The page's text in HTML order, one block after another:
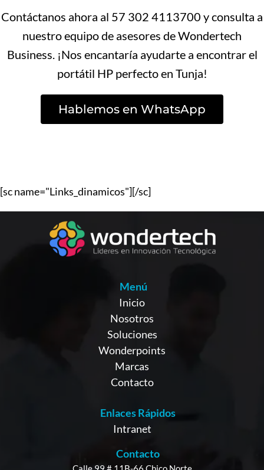
Contáctanos ahora al 57 302 4113700 y consulta a
nuestro equipo de asesores de Wondertech
Business. ¡Nos encantaría ayudarte a encontrar el
portátil HP perfecto en Tunja!
Hablemos en WhatsApp
[sc name="Links_dinamicos"][/sc]
Menú
Inicio
Nosotros
Soluciones
Wonderpoints
Marcas
Contacto
Enlaces Rápidos
Intranet
Contacto